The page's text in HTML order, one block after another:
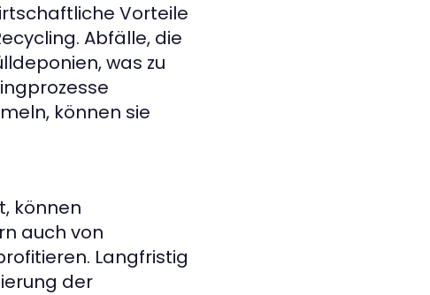
Vorteile
Abfälle, die
was zu
können sie
können
auch von
Langfristig
der